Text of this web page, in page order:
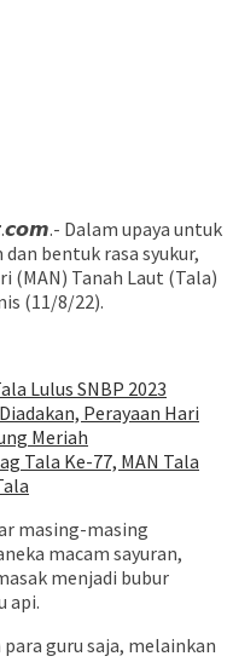
Dalam upaya untuk
bentuk rasa syukur,
(MAN) Tanah Laut (Tala)
(11/8/22).
Lulus SNBP 2023
Perayaan Hari
Meriah
Tala Ke-77, MAN Tala
masing-masing
macam sayuran,
menjadi bubur
api.
guru saja, melainkan